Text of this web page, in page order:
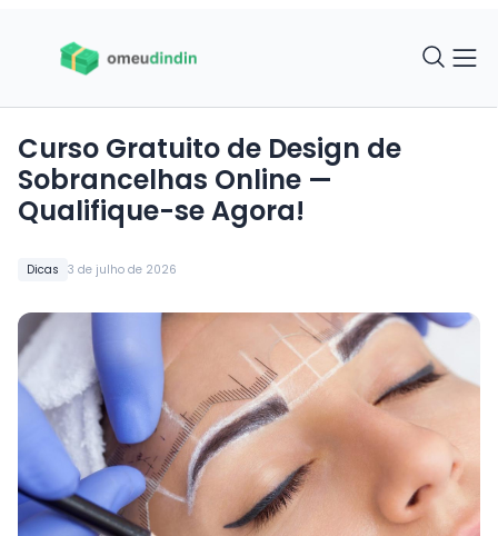
Dicas 3 de julho de 2026
Curso Gratuito de Design de
Sobrancelhas Online —
Qualifique-se Agora!